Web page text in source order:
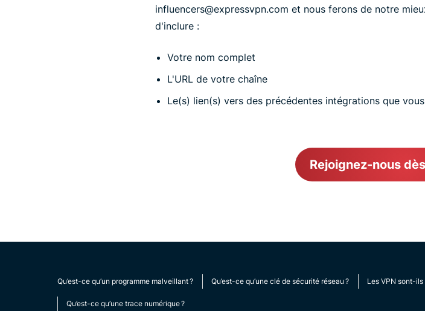
influencers@expressvpn.com et nous ferons de notre
d'inclure :
Votre nom complet
L'URL de votre chaîne
Le(s) lien(s) vers des précédentes intégrations que
Rejoignez-nous
Qu’est-ce qu’un programme malveillant ? Qu’est-ce qu’une clé de sécurité réseau ? Les VPN sont-ils
Qu’est-ce qu’une trace numérique ?